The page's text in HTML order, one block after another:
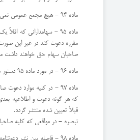
ماده 94 - هیچ مجمع عمومی نمی‌تواند تابعیت شركت را تغییر بدهد و یا هیچ اكثریتی نمی‌تواند بر تعهدات صاحبان سهام بیفزاید.
ماده 95 - سهامدارانی كه
مقرره دعوت كند در غیر این
صاحبان سهام حق خواهند داشت
ماده 96 - در مورد ماده 95 دستور مجمع منحصراً موضوعی خواهد بود كه در تقاضانامه ذكر شده است و هیأت‌رییسه مجمع از بین صاحبان سهام‌انتخاب خواهد شد.
ماده 97 - در كلیه موارد
كه هر گونه دعوت و اطلاعیه
قبلاً تعیین شده منتشر گردد.
‌تبصره - در مواقعی كه كلیه